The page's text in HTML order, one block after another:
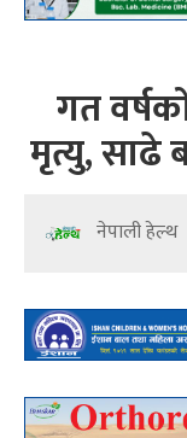
गत
मृत्यु, साढे
नेपाली हेल्थ